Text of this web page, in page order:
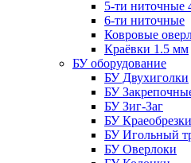
5-ти ниточные
6-ти ниточные
Ковровые
Краёвки 1.5 мм
БУ оборудование
БУ Двухиголки
БУ
БУ Зиг-Заг
БУ Краеобрезки
БУ Игольный
БУ Оверлоки